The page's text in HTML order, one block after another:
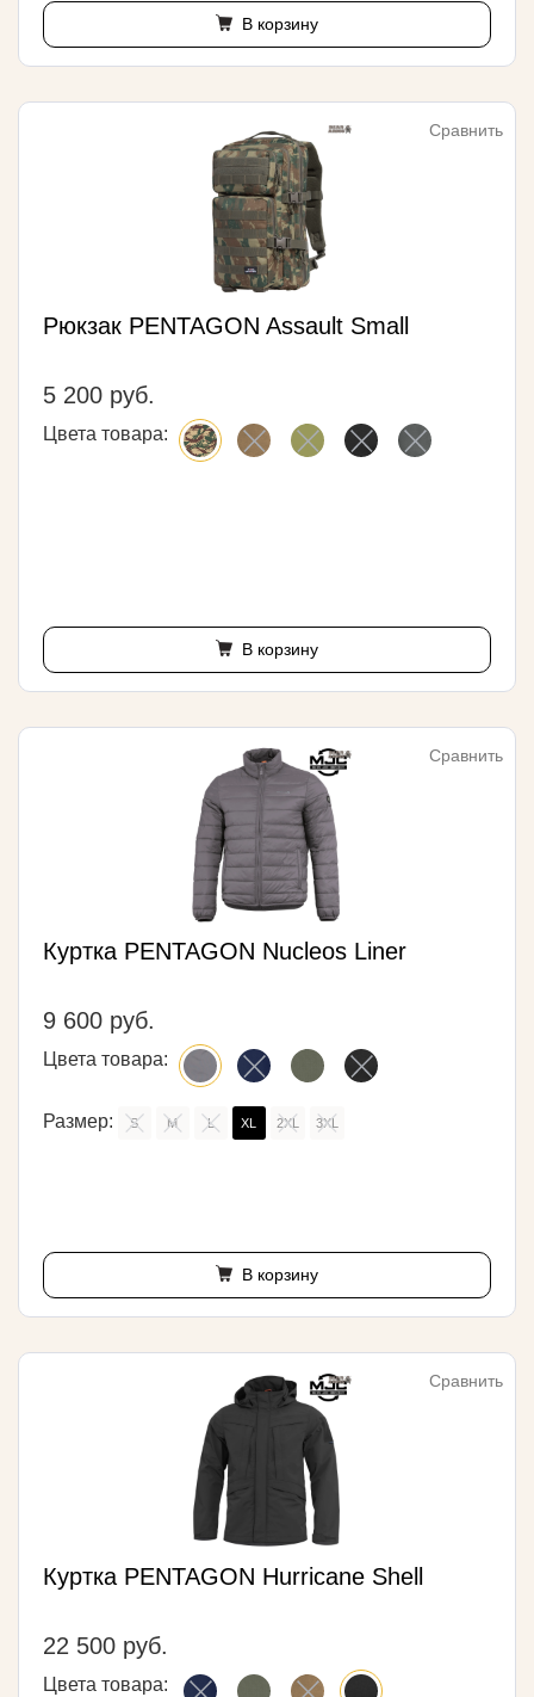
В корзину
Сравнить
Рюкзак PENTAGON Assault Small
5 200 руб.
Цвета товара:
В корзину
Сравнить
Куртка PENTAGON Nucleos Liner
9 600 руб.
Цвета товара:
Размер: S M L XL 2XL 3XL
В корзину
Сравнить
Куртка PENTAGON Hurricane Shell
22 500 руб.
Цвета товара: